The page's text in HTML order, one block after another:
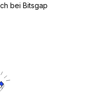
bei Bitsgap